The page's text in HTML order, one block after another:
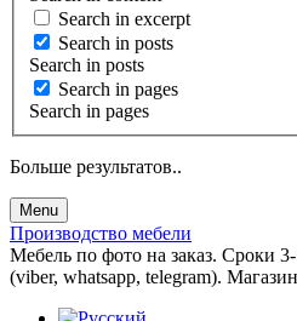
Search in excerpt
Search in posts
Search in posts
Search in pages
Search in pages
Больше результатов..
Menu
Производство мебели
Мебель по фото на заказ. Сроки
(viber, whatsapp, telegram).